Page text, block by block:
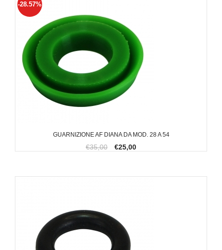
GUARNIZIONE AF DIANA DA MOD. 28 A 54
-28.57%
€35,00 €25,00